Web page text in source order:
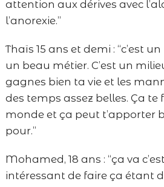
attention aux dérives avec
l’anorexie.”
Thaïs 15 ans et demi : “c’est
un beau métier. C’est un
gagnes bien ta vie et les
des temps assez belles. Ça
monde et ça peut t’apporter
pour.”
Mohamed, 18 ans : “ça va
intéressant de faire ça étant